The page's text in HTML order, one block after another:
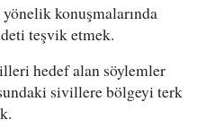
konuşmalarında
teşvik etmek.
hedef alan söylemler
sivillere bölgeyi terk